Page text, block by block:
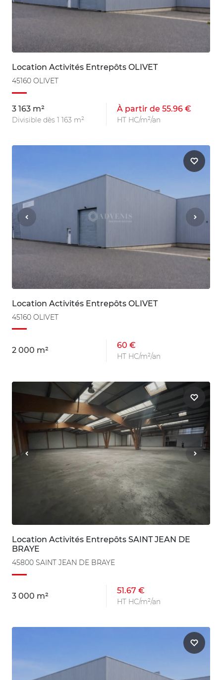
Location Activités Entrepôts OLIVET
45160 OLIVET
3 163 m²
Divisible dès 1 163 m²
À partir de 55.96 €
HT HC/m²/an
Location Activités Entrepôts OLIVET
45160 OLIVET
2 000 m²
60 €
HT HC/m²/an
Location Activités Entrepôts SAINT JEAN DE
BRAYE
45800 SAINT JEAN DE BRAYE
3 000 m²
51.67 €
HT HC/m²/an